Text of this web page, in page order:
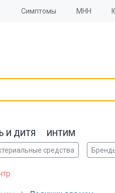
Симптомы МНН
И ДИТЯ ИНТИМ
средства